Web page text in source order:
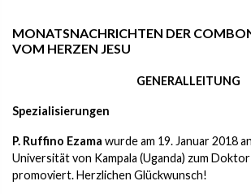
MONATSNACHRICHTEN DER
VOM HERZEN JESU
GENERALLEITUNG
Spezialisierungen
P. Ruffino Ezama wurde am 19. Januar 2018
Universität von Kampala (Uganda) zum
promoviert. Herzlichen Glückwunsch!